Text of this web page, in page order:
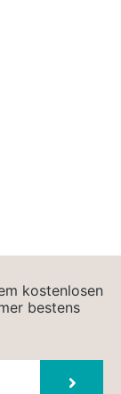
kostenlosen
bestens